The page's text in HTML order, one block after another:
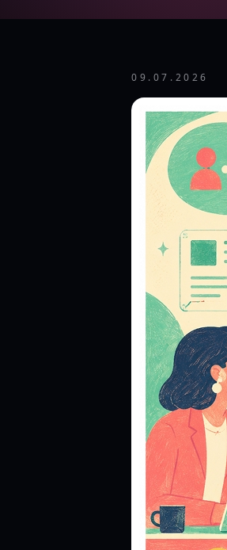
09.07.2026